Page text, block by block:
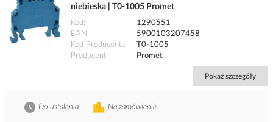
niebieska | T0-1005 Promet
Kod
1290551
EAN
5900103207458
Kod Producenta
T0-1005
Producent
Promet
Pokaż szczegóły
Na zamówienie
Do ustalenia